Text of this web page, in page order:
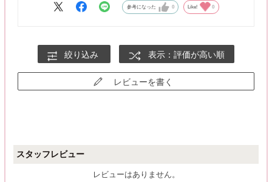
参考になった 0 Like! 0
絞り込み 表示：評価が高い順
レビューを書く
スタッフレビュー
レビューはありません。